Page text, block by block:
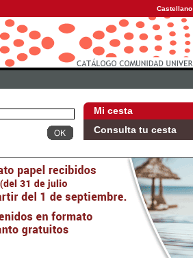
Castellano
Mi cesta
Consulta tu cesta